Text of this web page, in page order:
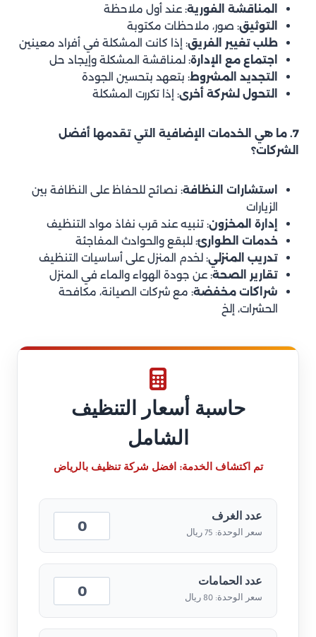
المناقشة الفورية: عند أول ملاحظة
التوثيق: صور، ملاحظات مكتوبة
طلب تغيير الفريق: إذا كانت المشكلة في أفراد معينين
اجتماع مع الإدارة: لمناقشة المشكلة وإيجاد حل
التجديد المشروط: بتعهد بتحسين الجودة
التحول لشركة أخرى: إذا تكررت المشكلة
7. ما هي الخدمات الإضافية التي تقدمها أفضل
الشركات؟
استشارات النظافة: نصائح للحفاظ على النظافة بين
الزيارات
إدارة المخزون: تنبيه عند قرب نفاذ مواد التنظيف
خدمات الطوارئ: للبقع والحوادث المفاجئة
تدريب المنزلي: لخدم المنزل على أساسيات التنظيف
تقارير الصحة: عن جودة الهواء والماء في المنزل
شراكات مخفضة: مع شركات الصيانة، مكافحة
الحشرات، إلخ
حاسبة أسعار التنظيف
الشامل
تم اكتشاف الخدمة:افضل شركة تنظيف بالرياض
عدد الغرف
سعر الوحدة: 75 ريال
عدد الحمامات
سعر الوحدة: 80 ريال